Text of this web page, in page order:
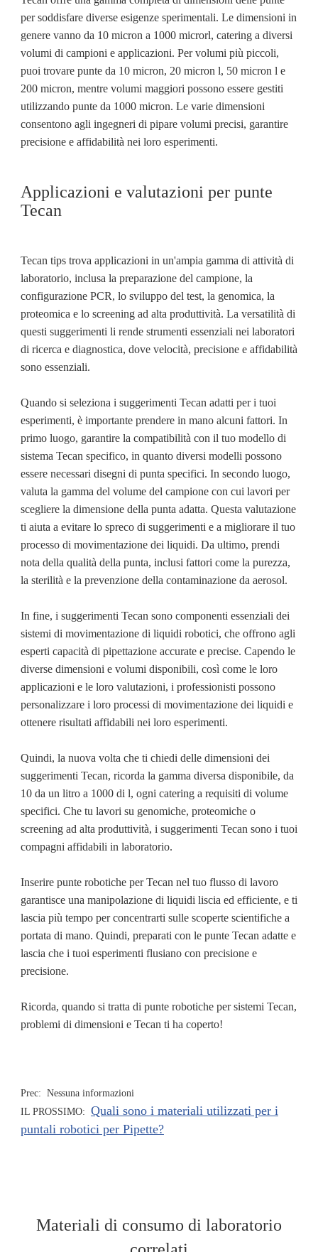
per soddisfare diverse esigenze sperimentali. Le dimensioni in
genere vanno da 10 micron a 1000 microrl, catering a diversi
volumi di campioni e applicazioni. Per volumi più piccoli,
puoi trovare punte da 10 micron, 20 micron l, 50 micron l e
200 micron, mentre volumi maggiori possono essere gestiti
utilizzando punte da 1000 micron. Le varie dimensioni
consentono agli ingegneri di pipare volumi precisi, garantire
precisione e affidabilità nei loro esperimenti.
Applicazioni e valutazioni per punte
Tecan
Tecan tips trova applicazioni in un'ampia gamma di attività di
laboratorio, inclusa la preparazione del campione, la
configurazione PCR, lo sviluppo del test, la genomica, la
proteomica e lo screening ad alta produttività. La versatilità di
questi suggerimenti li rende strumenti essenziali nei laboratori
di ricerca e diagnostica, dove velocità, precisione e affidabilità
sono essenziali.
Quando si seleziona i suggerimenti Tecan adatti per i tuoi
esperimenti, è importante prendere in mano alcuni fattori. In
primo luogo, garantire la compatibilità con il tuo modello di
sistema Tecan specifico, in quanto diversi modelli possono
essere necessari disegni di punta specifici. In secondo luogo,
valuta la gamma del volume del campione con cui lavori per
scegliere la dimensione della punta adatta. Questa valutazione
ti aiuta a evitare lo spreco di suggerimenti e a migliorare il tuo
processo di movimentazione dei liquidi. Da ultimo, prendi
nota della qualità della punta, inclusi fattori come la purezza,
la sterilità e la prevenzione della contaminazione da aerosol.
In fine, i suggerimenti Tecan sono componenti essenziali dei
sistemi di movimentazione di liquidi robotici, che offrono agli
esperti capacità di pipettazione accurate e precise. Capendo le
diverse dimensioni e volumi disponibili, così come le loro
applicazioni e le loro valutazioni, i professionisti possono
personalizzare i loro processi di movimentazione dei liquidi e
ottenere risultati affidabili nei loro esperimenti.
Quindi, la nuova volta che ti chiedi delle dimensioni dei
suggerimenti Tecan, ricorda la gamma diversa disponibile, da
10 da un litro a 1000 di l, ogni catering a requisiti di volume
specifici. Che tu lavori su genomiche, proteomiche o
screening ad alta produttività, i suggerimenti Tecan sono i tuoi
compagni affidabili in laboratorio.
Inserire punte robotiche per Tecan nel tuo flusso di lavoro
garantisce una manipolazione di liquidi liscia ed efficiente, e ti
lascia più tempo per concentrarti sulle scoperte scientifiche a
portata di mano. Quindi, preparati con le punte Tecan adatte e
lascia che i tuoi esperimenti flusiano con precisione e
precisione.
Ricorda, quando si tratta di punte robotiche per sistemi Tecan,
problemi di dimensioni e Tecan ti ha coperto!
Prec: Nessuna informazioni
IL PROSSIMO: Quali sono i materiali utilizzati per i
puntali robotici per Pipette?
Materiali di consumo di laboratorio